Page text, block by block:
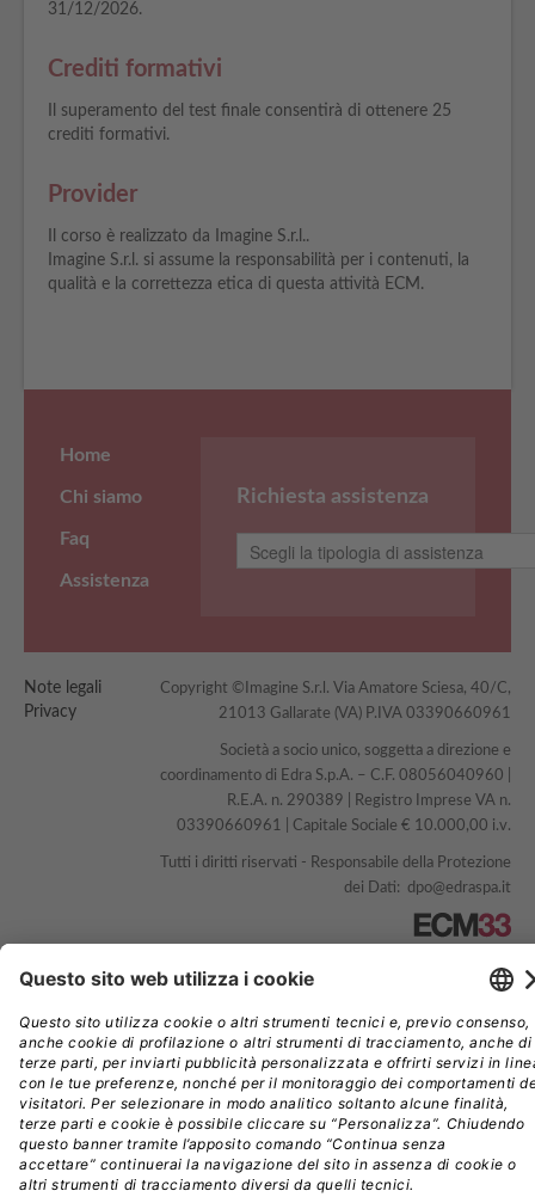
31/12/2026.
Crediti formativi
Il superamento del test finale consentirà di ottenere 25
crediti formativi.
Provider
Il corso è realizzato da Imagine S.r.l..
Imagine S.r.l. si assume la responsabilità per i contenuti, la
qualità e la correttezza etica di questa attività ECM.
Home
Chi siamo
Faq
Assistenza
Richiesta assistenza
Note legali
Privacy
Copyright ©Imagine S.r.l. Via Amatore Sciesa, 40/C,
21013 Gallarate (VA) P.IVA 03390660961
Società a socio unico, soggetta a direzione e
coordinamento di Edra S.p.A. – C.F. 08056040960 |
R.E.A. n. 290389 | Registro Imprese VA n.
03390660961 | Capitale Sociale € 10.000,00 i.v.
Tutti i diritti riservati - Responsabile della Protezione
dei Dati: dpo@edraspa.it